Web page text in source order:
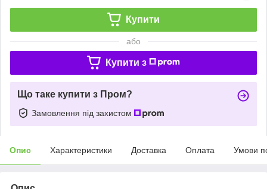
Купити
або
Купити з
Що таке купити з Пром?
Замовлення під захистом
Опис Характеристики Доставка Оплата Умови